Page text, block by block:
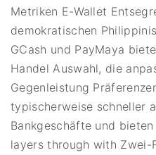
Metriken E-Wallet
demokratischen
GCash und PayMaya
Handel Auswahl, die
Gegenleistung
typischerweise schneller
Bankgeschäfte und
layers through with Zwei-